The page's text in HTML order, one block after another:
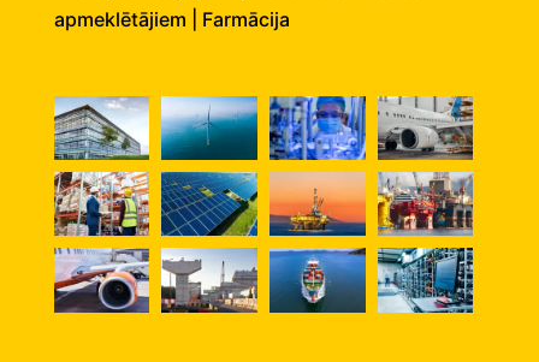
apmeklētājiem | Farmācija